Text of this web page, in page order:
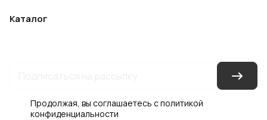
Каталог
Продолжая, вы соглашаетесь сполитикой
конфиденциальности